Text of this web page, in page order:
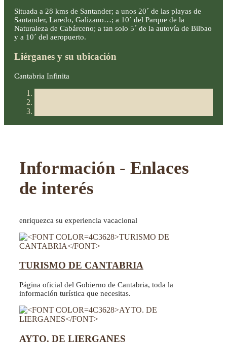
Situada a 28 kms de Santander; a unos 20´ de las playas de
Santander, Laredo, Galizano…; a 10´ del Parque de la
Naturaleza de Cabárceno; a tan solo 5´ de la autovía de Bilbao
y a 10´ del aeropuerto.
Liérganes y su ubicación
Cantabria Infinita
Información - Enlaces
de interés
enriquezca su experiencia vacacional
TURISMO DE CANTABRIA
Página oficial del Gobierno de Cantabria, toda la
información turística que necesitas.
AYTO. DE LIERGANES